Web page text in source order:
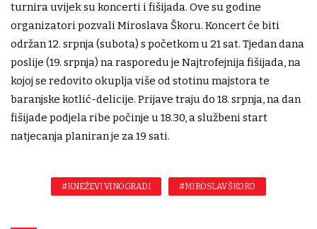
turnira uvijek su koncerti i fišijada. Ove su godine
organizatori pozvali Miroslava Škoru. Koncert će biti
održan 12. srpnja (subota) s početkom u 21 sat. Tjedan dana
poslije (19. srpnja) na rasporedu je Najtrofejnija fišijada, na
kojoj se redovito okuplja više od stotinu majstora te
baranjske kotlić-delicije. Prijave traju do 18. srpnja, na dan
fišijade podjela ribe počinje u 18.30, a službeni start
natjecanja planiran je za 19 sati.
#KNEŽEVI VINOGRADI #MIROSLAV ŠKORO